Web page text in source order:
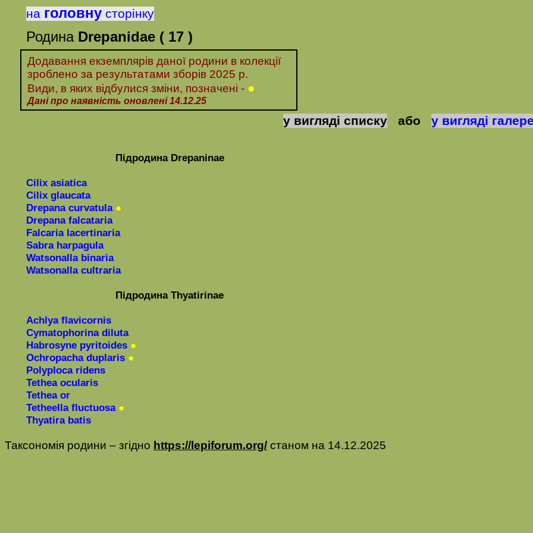
на головну сторінку
Родина Drepanidae ( 17 )
Додавання екземплярів даної родини в колекції
зроблено за результатами зборів 2025 р.
Види, в яких відбулися зміни, позначені - ●
Дані про наявність оновлені 14.12.25
у вигляді списку або у вигляді
ПідродинаDrepaninae
Cilix asiatica
Cilix glaucata
Drepana curvatula ●
Drepana falcataria
Falcaria lacertinaria
Sabra harpagula
Watsonalla binaria
Watsonalla cultraria
ПідродинаThyatirinae
Achlya flavicornis
Cymatophorina diluta
Habrosyne pyritoides ●
Ochropacha duplaris ●
Polyploca ridens
Tethea ocularis
Tethea or
Tetheella fluctuosa ●
Thyatira batis
Таксономія родини – згідно https://lepiforum.org/ станом на 14.12.2025